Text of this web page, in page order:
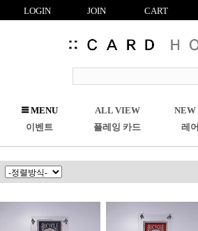
LOGIN JOIN CART
CMENU ALL VIEW NEW
이벤트
플레잉 카드 레